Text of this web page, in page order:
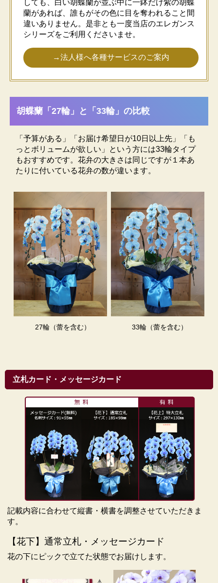
胡蝶蘭取扱いのしおりをプレゼント
り」を同封しています。受け取った方がどうやって胡
っかく買ったのに枯れてしまったなど、胡蝶蘭の育て
方（お手入れ方法）についてのお問い合わせをよくい
ただきます。そんな時は、この同封のしおりを読んで
みてください。胡蝶蘭を長持ちさせる秘訣がしっかり
書いてあります。
お届け時の荷姿について
輸送中の振動で花が傷んでしまわないように、専用の
段ボール(高さ１ｍ以上の大箱)に梱包してお送りしま
■持ち運びに関しまして■
洗濯機くらいの大きな箱ですので、大人１名で手運び
するのは大変です。大きな車（ワゴンタイプ）には乗
せられますがセダンなど乗用車タイプの車では高さが
足りず乗せられません。 専用の段ボールから出して運
ばれる場合も、不安定になり運び方によってはお花を
傷める可能性がありますので、お贈り先に直送される
ことをおすすめいたします。
しても、白い胡蝶蘭が並ぶ中に一鉢だけ紫の胡蝶
蘭があれば、誰もがその色に目を奪われること間
違いありません。是非とも一度当店のエレガンス
シリーズをご利用くださいませ。
→法人様へ各種サービスのご案内
胡蝶蘭「27輪」と「33輪」の比較
「予算がある」「お届け希望日が10日以上先」「も
っとボリュームが欲しい」という方には33輪タイプ
もおすすめです。花弁の大きさは同じですが１本あ
たりに付いている花弁の数が違います。
27輪（蕾を含む） 33輪（蕾を含む）
立札カード・メッセージカード
記載内容に合わせて縦書・横書を調整させていただきま
す。
【花下】通常立札・メッセージカード
花の下にピックで立てた状態でお届けします。